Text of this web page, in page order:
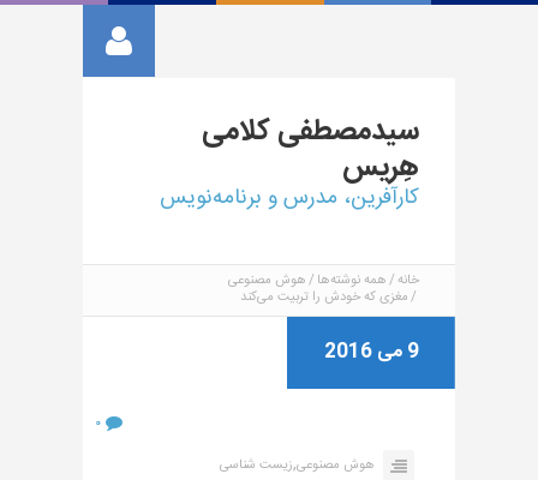
سیدمصطفیکلامی
هِریس
کارآفرین، مدرس و برنامه‌نویس
خانه همه نوشته‌ها هوش مصنوعی
مغزی که خودش را تربیت می‌کند
9 می 2016
۰
هوش مصنوعی,زیست شناسی